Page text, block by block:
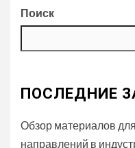
Поиск
ПОСЛЕДНИЕ
Обзор материалов
направлений в